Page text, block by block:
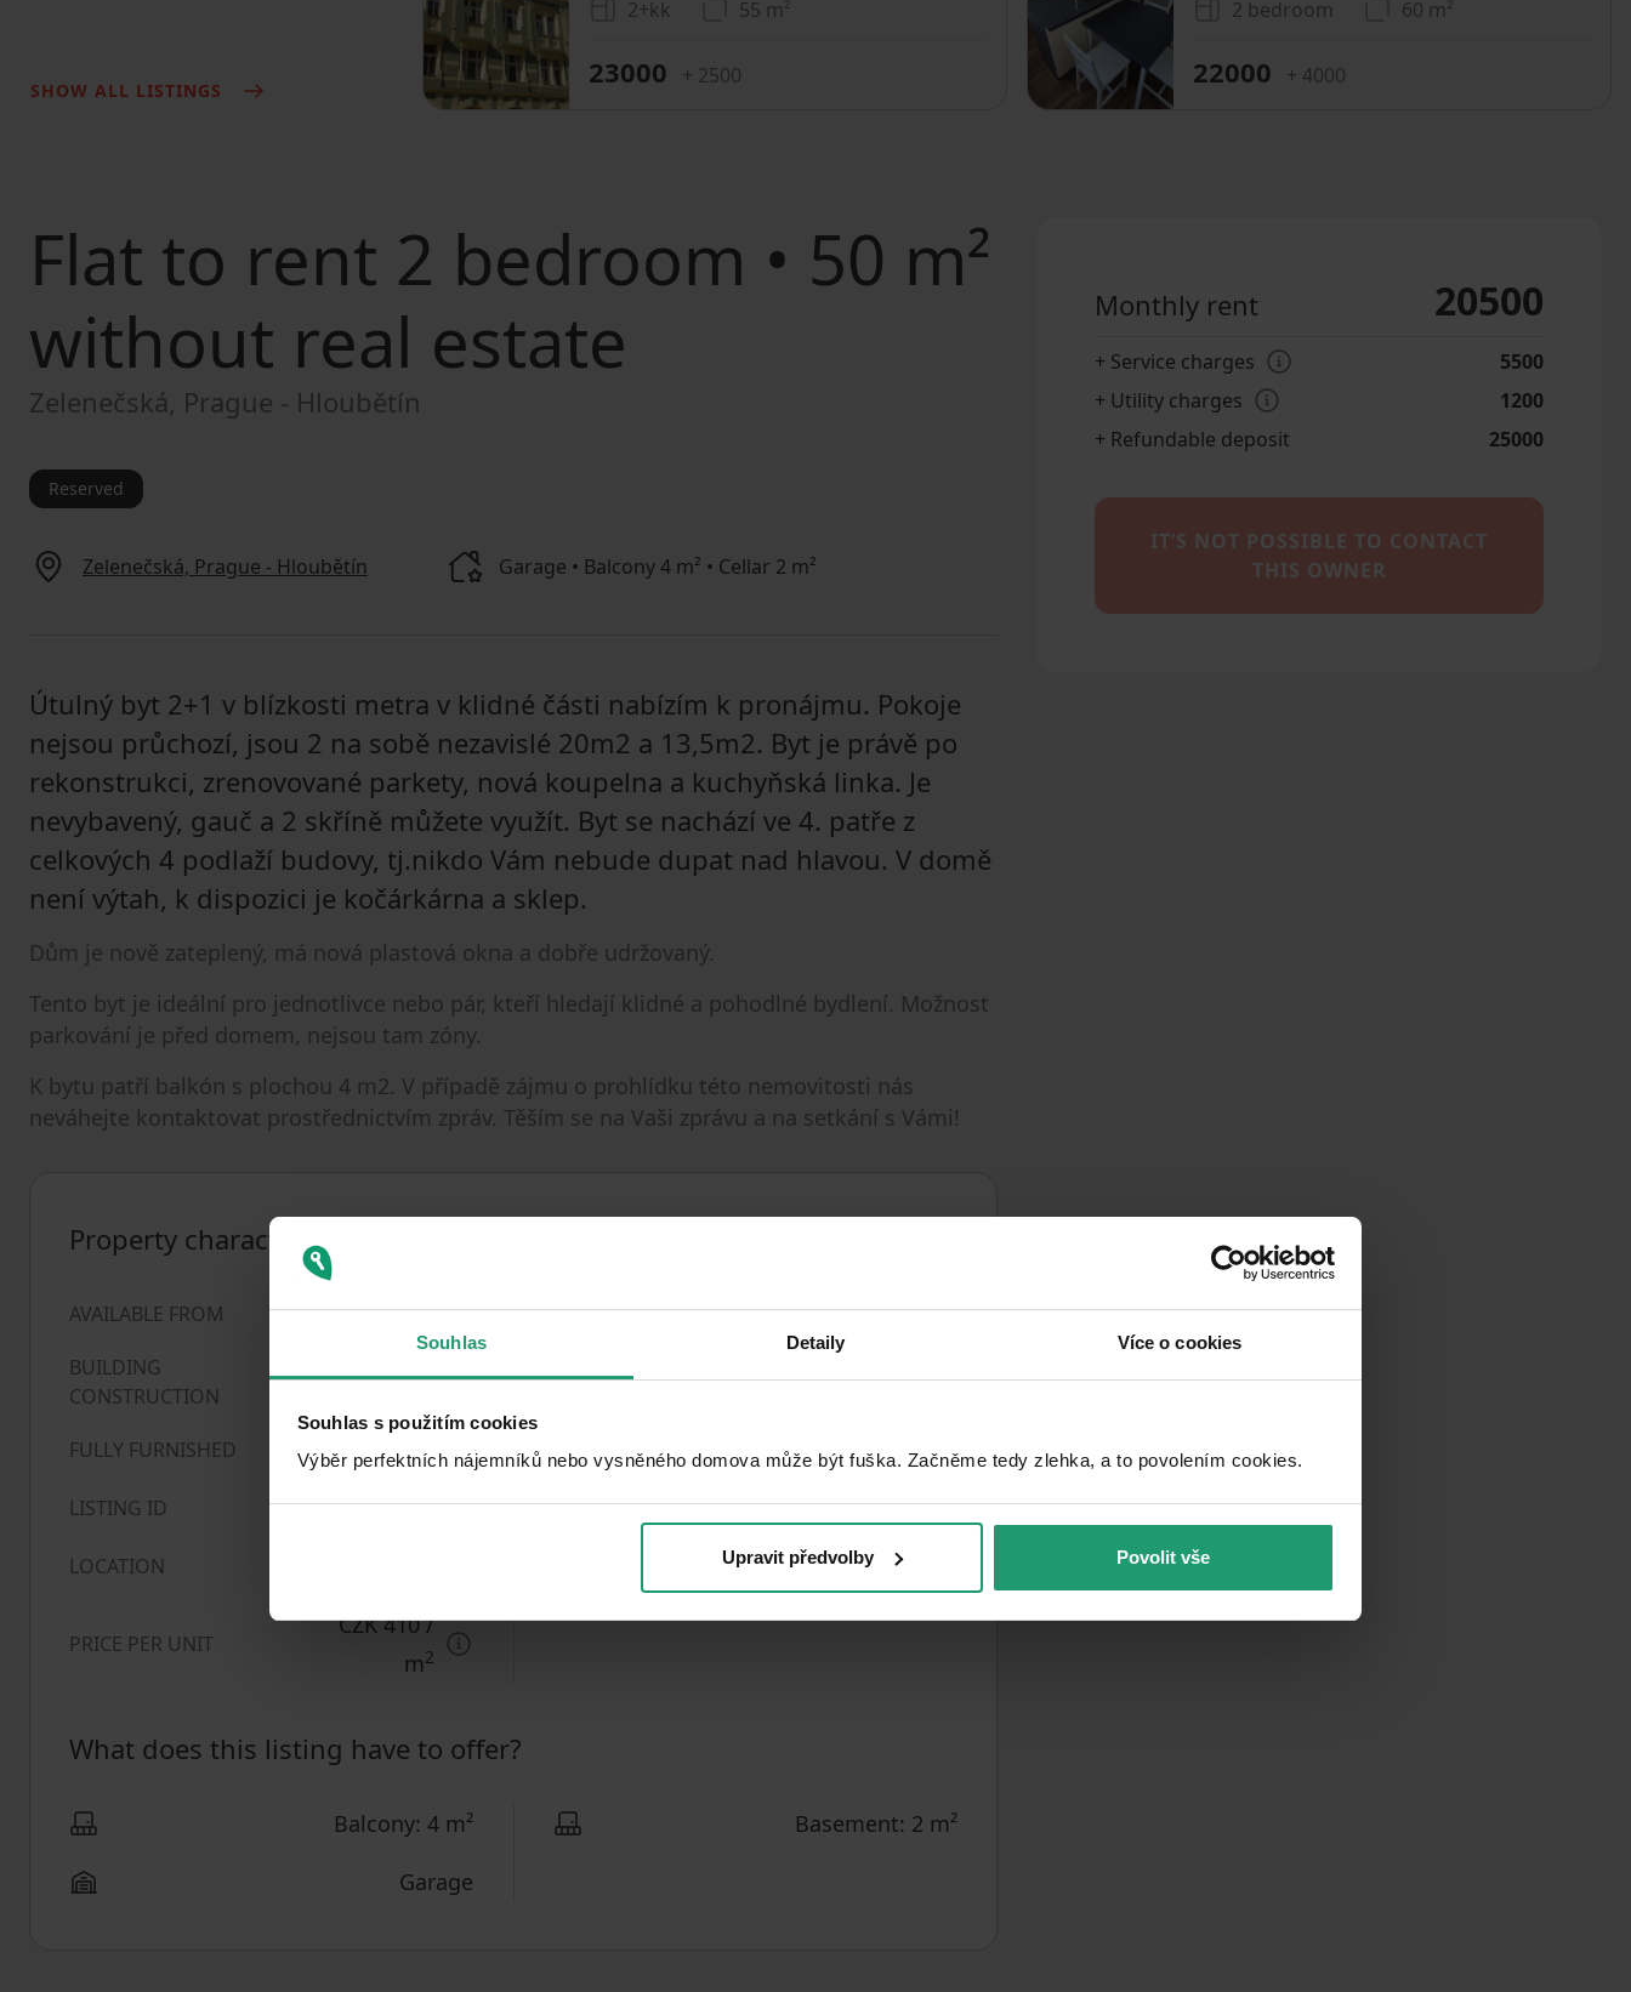
Souhlas Detaily Více o cookies
Souhlas s použitím cookies
Výběr perfektních nájemníků nebo vysněného domova může být fuška. Začněme tedy zlehka, a to povolením cookies.​
Upravit předvolby Povolit vše
SHOW ALL LISTINGS
2+kk 55 m²
23000 + 2500
2 bedroom 60 m²
22000 + 4000
Flat to rent 2 bedroom • 50 m²
without real estate
Zelenečská, Prague - Hloubětín
Reserved
Zelenečská, Prague - Hloubětín Garage • Balcony 4 m² • Cellar 2 m²
Útulný byt 2+1 v blízkosti metra v klidné části nabízím k pronájmu. Pokoje
nejsou průchozí, jsou 2 na sobě nezavislé 20m2 a 13,5m2. Byt je právě po
rekonstrukci, zrenovované parkety, nová koupelna a kuchyňská linka. Je
nevybavený, gauč a 2 skříně můžete využít. Byt se nachází ve 4. patře z
celkových 4 podlaží budovy, tj.nikdo Vám nebude dupat nad hlavou. V domě
není výtah, k dispozici je kočárkárna a sklep.
Dům je nově zateplený, má nová plastová okna a dobře udržovaný.
Tento byt je ideální pro jednotlivce nebo pár, kteří hledají klidné a pohodlné bydlení. Možnost
parkování je před domem, nejsou tam zóny.
K bytu patří balkón s plochou 4 m2. V případě zájmu o prohlídku této nemovitosti nás
neváhejte kontaktovat prostřednictvím zpráv. Těším se na Vaši zprávu a na setkání s Vámi!
Property characteristics
AVAILABLE FROM 20/12/2024
BUILDING
CONSTRUCTION
Brick
FULLY FURNISHED Unfurnished
LISTING ID 876106
LOCATION
PRICE PER UNIT
CZK 410/
m2
CONDITION Very good
LAYOUT 2 bedroom
50
What does this listing have to offer?
Balcony: 4 m²
Garage
Basement: 2 m²
Monthly rent 20500
+ Service charges
5500
+ Utility charges
1200
+ Refundable deposit
25000
IT’S NOT POSSIBLE TO CONTACT
THIS OWNER